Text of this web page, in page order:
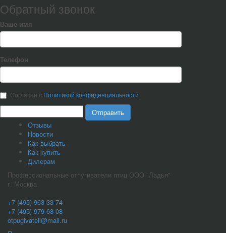
Обратный звонок
Ваше имя
Телефон
Согласен с Политикой конфиденциальности
Отправить
Отзывы
Новости
Как выбрать
Как купить
Дилерам
Профессиональные отпугиватели птиц ООО "Ладья"
г. Москва
+7 (495) 963-33-74
+7 (495) 979-68-08
otpugivateli@mail.ru